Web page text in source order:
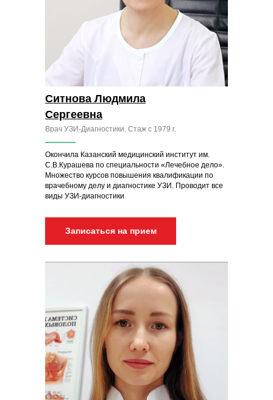
Записаться на прием
Окончила Казанский медицинский институт им.
С.В.Курашева по специальности «Лечебное дело».
Множество курсов повышения квалификации по
врачебному делу и диагностике УЗИ. Проводит все
виды УЗИ-диагностики
Врач УЗИ-Диагностики. Стаж с 1979 г.
Ситнова Людмила
Сергеевна